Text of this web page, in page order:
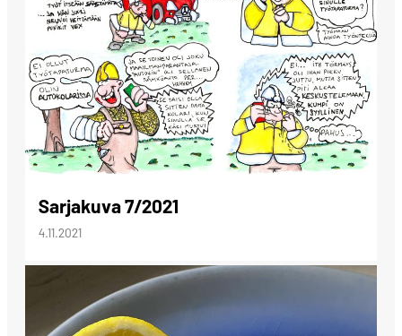
Sarjakuva 7/2021
4.11.2021